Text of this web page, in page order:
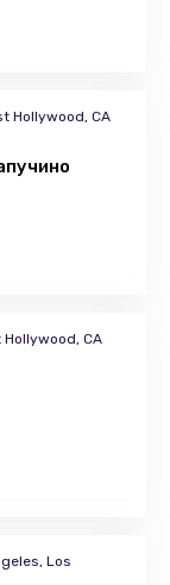
Hollywood, CA
CA
Los